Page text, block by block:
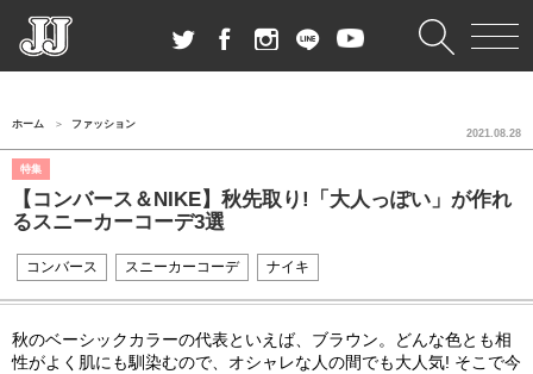
ホーム ファッション
特集
【コンバース＆NIKE】秋先取り!「大人っぽい」が作れ
るスニーカーコーデ3選
2021.08.28
コンバース スニーカーコーデ ナイキ
秋のベーシックカラーの代表といえば、ブラウン。どんな色とも相
性がよく肌にも馴染むので、オシャレな人の間でも大人気! そこで今